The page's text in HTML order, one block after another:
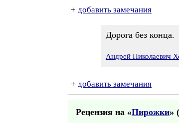
+ добавить замечания
Дорога без конца.
Андрей Николаевич
+ добавить замечания
Рецензия на «Пирожки» (